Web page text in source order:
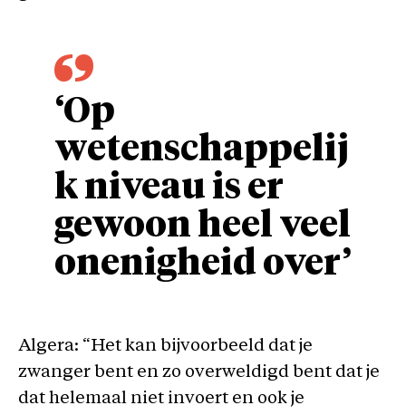
‘Op
wetenschappelij
k niveau is er
gewoon heel veel
onenigheid over’
Algera: “Het kan bijvoorbeeld dat je
zwanger bent en zo overweldigd bent dat je
dat helemaal niet invoert en ook je